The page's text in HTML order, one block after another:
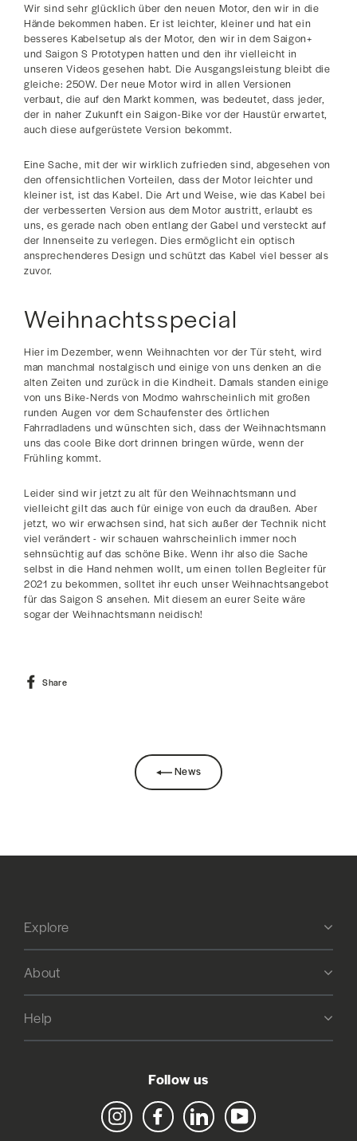
Wir sind sehr glücklich über den neuen Motor, den wir in die
Hände bekommen haben. Er ist leichter, kleiner und hat ein
besseres Kabelsetup als der Motor, den wir in dem Saigon+
und Saigon S Prototypen hatten und den ihr vielleicht in
unseren Videos gesehen habt. Die Ausgangsleistung bleibt die
gleiche: 250W. Der neue Motor wird in allen Versionen
verbaut, die auf den Markt kommen, was bedeutet, dass jeder,
der in naher Zukunft ein Saigon-Bike vor der Haustür erwartet,
auch diese aufgerüstete Version bekommt.
Eine Sache, mit der wir wirklich zufrieden sind, abgesehen von
den offensichtlichen Vorteilen, dass der Motor leichter und
kleiner ist, ist das Kabel. Die Art und Weise, wie das Kabel bei
der verbesserten Version aus dem Motor austritt, erlaubt es
uns, es gerade nach oben entlang der Gabel und versteckt auf
der Innenseite zu verlegen. Dies ermöglicht ein optisch
ansprechenderes Design und schützt das Kabel viel besser als
zuvor.
Weihnachtsspecial
Hier im Dezember, wenn Weihnachten vor der Tür steht, wird
man manchmal nostalgisch und einige von uns denken an die
alten Zeiten und zurück in die Kindheit. Damals standen einige
von uns Bike-Nerds von Modmo wahrscheinlich mit großen
runden Augen vor dem Schaufenster des örtlichen
Fahrradladens und wünschten sich, dass der Weihnachtsmann
uns das coole Bike dort drinnen bringen würde, wenn der
Frühling kommt.
Leider sind wir jetzt zu alt für den Weihnachtsmann und
vielleicht gilt das auch für einige von euch da draußen. Aber
jetzt, wo wir erwachsen sind, hat sich außer der Technik nicht
viel verändert - wir schauen wahrscheinlich immer noch
sehnsüchtig auf das schöne Bike. Wenn ihr also die Sache
selbst in die Hand nehmen wollt, um einen tollen Begleiter für
2021 zu bekommen, solltet ihr euch unser Weihnachtsangebot
für das Saigon S ansehen. Mit diesem an eurer Seite wäre
sogar der Weihnachtsmann neidisch!
Share
News
Explore
About
Help
Follow us
Instagram FacebookLinkedIn YouTube